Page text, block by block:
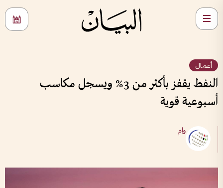
أعمال
النفط يقفز بأكثر من 3% ويسجل مكاسب
أسبوعية قوية
وام